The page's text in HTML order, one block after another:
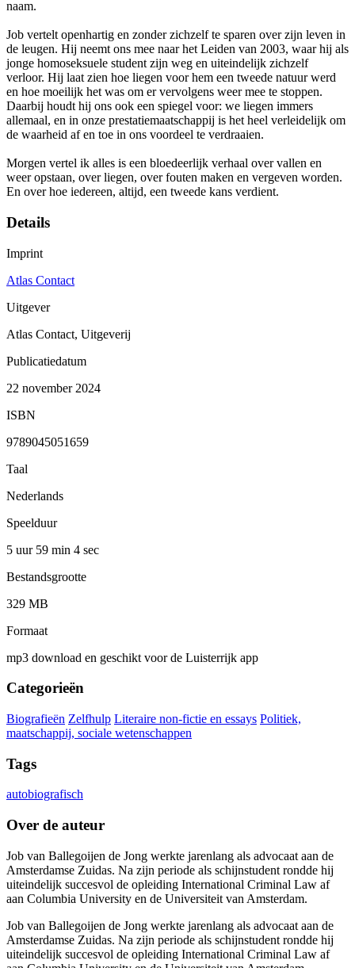
naam.
Job vertelt openhartig en zonder zichzelf te sparen over zijn leven in
de leugen. Hij neemt ons mee naar het Leiden van 2003, waar hij als
jonge homoseksuele student zijn weg en uiteindelijk zichzelf
verloor. Hij laat zien hoe liegen voor hem een tweede natuur werd
en hoe moeilijk het was om er vervolgens weer mee te stoppen.
Daarbij houdt hij ons ook een spiegel voor: we liegen immers
allemaal, en in onze prestatiemaatschappij is het heel verleidelijk om
de waarheid af en toe in ons voordeel te verdraaien.
Morgen vertel ik alles is een bloedeerlijk verhaal over vallen en
weer opstaan, over liegen, over fouten maken en vergeven worden.
En over hoe iedereen, altijd, een tweede kans verdient.
Details
Imprint
Atlas Contact
Uitgever
Atlas Contact, Uitgeverij
Publicatiedatum
22 november 2024
ISBN
9789045051659
Taal
Nederlands
Speelduur
5 uur 59 min 4 sec
Bestandsgrootte
329 MB
Formaat
mp3 download en geschikt voor de Luisterrijk app
Categorieën
Biografieën Zelfhulp Literaire non-fictie en essays Politiek,
maatschappij, sociale wetenschappen
Tags
autobiografisch
Over de auteur
Job van Ballegoijen de Jong werkte jarenlang als advocaat aan de
Amsterdamse Zuidas. Na zijn periode als schijnstudent rondde hij
uiteindelijk succesvol de opleiding International Criminal Law af
aan Columbia University en de Universiteit van Amsterdam.
Job van Ballegoijen de Jong werkte jarenlang als advocaat aan de
Amsterdamse Zuidas. Na zijn periode als schijnstudent rondde hij
uiteindelijk succesvol de opleiding International Criminal Law af